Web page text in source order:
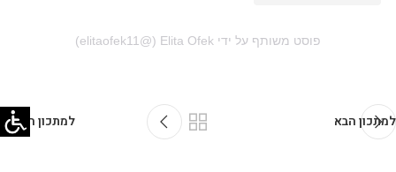
פוסט משותף על ידי ‏‎Elita Ofek‎‏ (@‏‎elitaofek11‎‏)
למתכון הבא למתכון הקודם